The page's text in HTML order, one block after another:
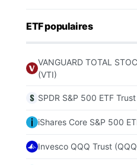
ETF populaires
VANGUARD TOTAL
(VTI)
SPDR S&P 500 ETF
iShares Core S&P 500
Invesco QQQ Trust